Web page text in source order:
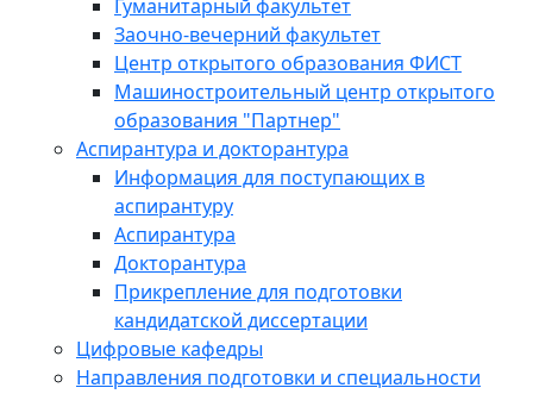
Гуманитарный факультет
Заочно-вечерний факультет
Центр открытого образования ФИСТ
Машиностроительный центр открытого
образования "Партнер"
Аспирантура и докторантура
Информация для поступающих в
аспирантуру
Аспирантура
Докторантура
Прикрепление для подготовки
кандидатской диссертации
Цифровые кафедры
Направления подготовки и специальности